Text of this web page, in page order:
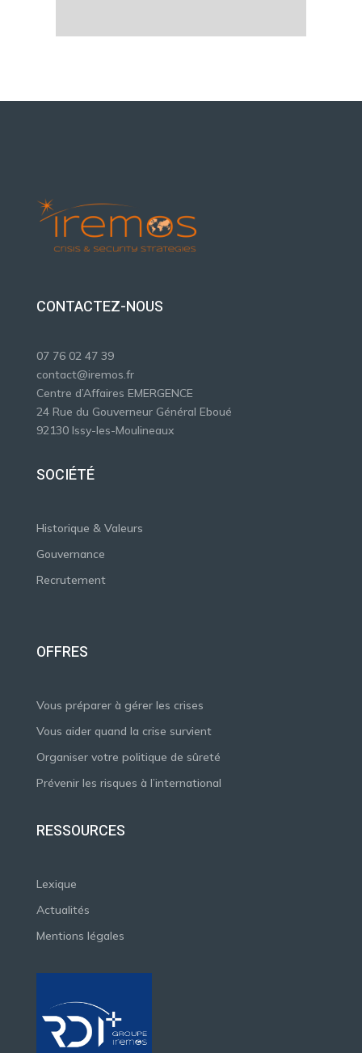
CONTACTEZ-NOUS
07 76 02 47 39
contact@iremos.fr
Centre d’Affaires EMERGENCE
24 Rue du Gouverneur Général Eboué
92130 Issy-les-Moulineaux
SOCIÉTÉ
Historique & Valeurs
Gouvernance
Recrutement
OFFRES
Vous préparer à gérer les crises
Vous aider quand la crise survient
Organiser votre politique de sûreté
Prévenir les risques à l’international
RESSOURCES
Lexique
Actualités
Mentions légales